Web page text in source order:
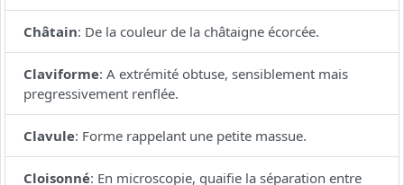
Châtain: De la couleur de la châtaigne écorcée.
Claviforme: A extrémité obtuse, sensiblement mais
pregressivement renflée.
Clavule: Forme rappelant une petite massue.
Cloisonné: En microscopie, quaifie la séparation entre